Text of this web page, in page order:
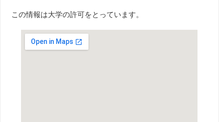
この情報は大学の許可をとっています。